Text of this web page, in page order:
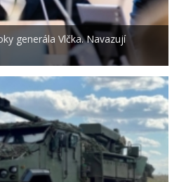
generála Vlčka. Navazují